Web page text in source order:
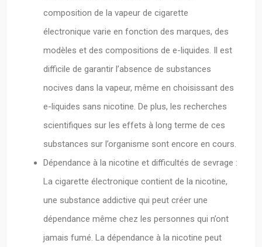
composition de la vapeur de cigarette
électronique varie en fonction des marques, des
modèles et des compositions de e-liquides. Il est
difficile de garantir l’absence de substances
nocives dans la vapeur, même en choisissant des
e-liquides sans nicotine. De plus, les recherches
scientifiques sur les effets à long terme de ces
substances sur l’organisme sont encore en cours.
Dépendance à la nicotine et difficultés de sevrage :
La cigarette électronique contient de la nicotine,
une substance addictive qui peut créer une
dépendance même chez les personnes qui n’ont
jamais fumé. La dépendance à la nicotine peut